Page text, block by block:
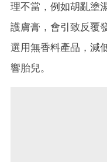
理不當，例如胡亂塗
護膚膏，會引致反覆
選用無香料產品，減
響胎兒。